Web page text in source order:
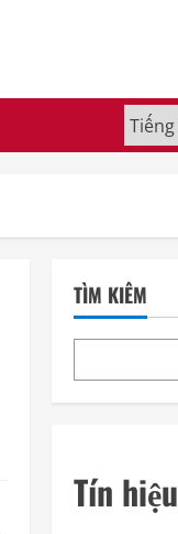
TÌM KIẾM
Tín hiệu